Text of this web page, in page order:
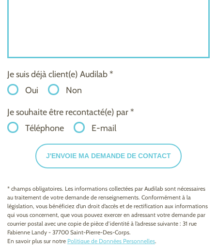
Je suis déjà client(e) Audilab *
Oui
Non
Je souhaite être recontacté(e) par *
Téléphone
E-mail
J'ENVOIE MA DEMANDE DE CONTACT
* champs obligatoires. Les informations collectées par Audilab sont nécessaires
au traitement de votre demande de renseignements. Conformément à la
législation, vous bénéficiez d’un droit d’accès et de rectification aux informations
qui vous concernent, que vous pouvez exercer en adressant votre demande par
courrier postal avec une copie de pièce d’identité à l’adresse suivante : 31 rue
Fabienne Landy - 37700 Saint-Pierre-Des-Corps.
En savoir plus sur notre Politique de Données Personnelles.